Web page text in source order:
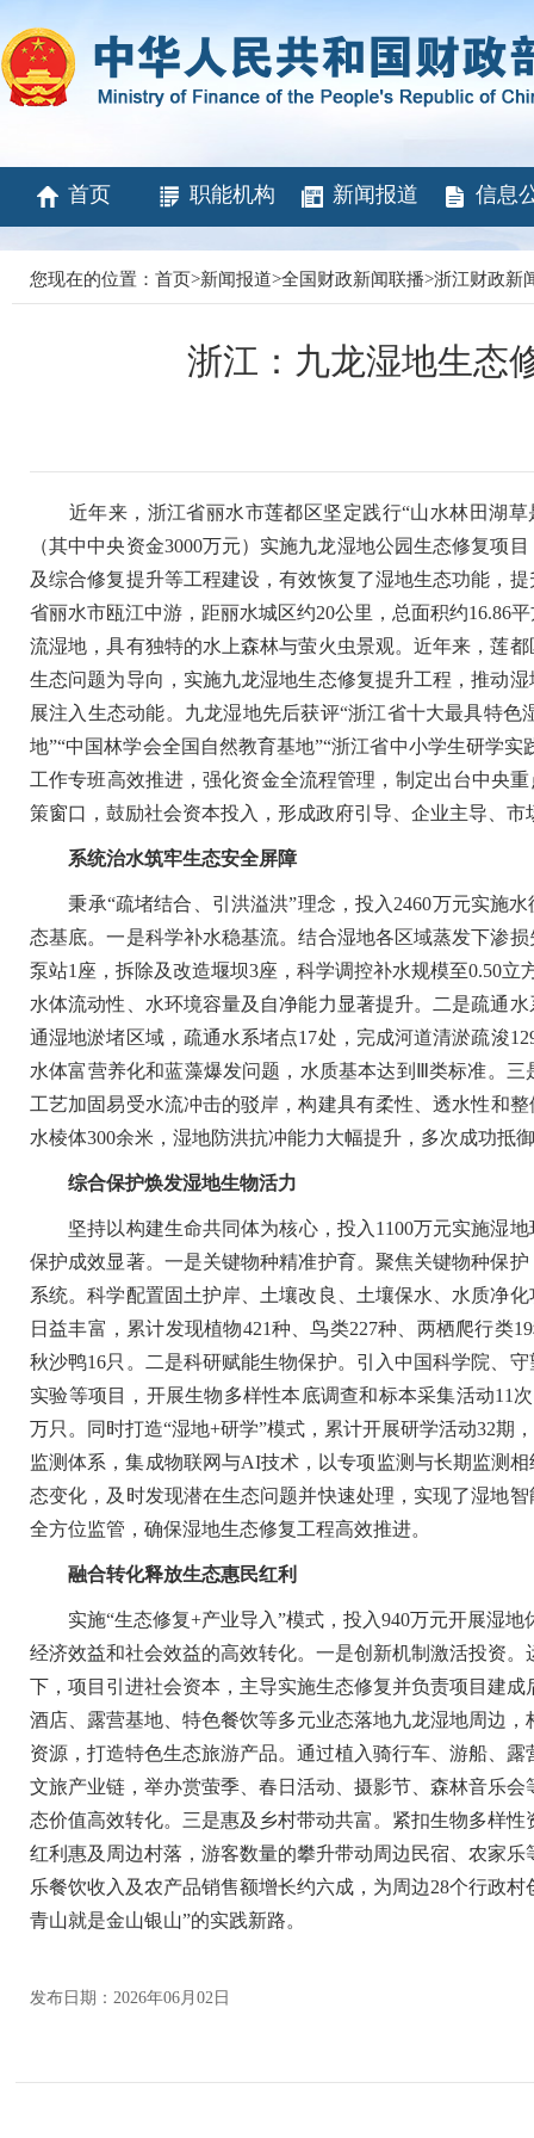
首页 职能机构 新闻报道 信息
您现在的位置： 首页>新闻报道>全国财政新闻联播>浙江财政新
浙江：九龙湿地生态
近年来，浙江省丽水市莲都区坚定践行“山水林田湖草
（其中中央资金3000万元）实施九龙湿地公园生态修复项
及综合修复提升等工程建设，有效恢复了湿地生态功能，
省丽水市瓯江中游，距丽水城区约20公里，总面积约16.86
流湿地，具有独特的水上森林与萤火虫景观。近年来，莲
生态问题为导向，实施九龙湿地生态修复提升工程，推动
展注入生态动能。九龙湿地先后获评“浙江省十大最具特色
地”“中国林学会全国自然教育基地”“浙江省中小学生研学
工作专班高效推进，强化资金全流程管理，制定出台中央
策窗口，鼓励社会资本投入，形成政府引导、企业主导、
系统治水筑牢生态安全屏障
秉承“疏堵结合、引洪溢洪”理念，投入2460万元实施水
态基底。一是科学补水稳基流。结合湿地各区域蒸发下渗
泵站1座，拆除及改造堰坝3座，科学调控补水规模至0.50
水体流动性、水环境容量及自净能力显著提升。二是疏通
通湿地淤堵区域，疏通水系堵点17处，完成河道清淤疏浚
水体富营养化和蓝藻爆发问题，水质基本达到Ⅲ类标准。
工艺加固易受水流冲击的驳岸，构建具有柔性、透水性和
水棱体300余米，湿地防洪抗冲能力大幅提升，多次成功
综合保护焕发湿地生物活力
坚持以构建生命共同体为核心，投入1100万元实施湿地
保护成效显著。一是关键物种精准护育。聚焦关键物种保
系统。科学配置固土护岸、土壤改良、土壤保水、水质净
日益丰富，累计发现植物421种、鸟类227种、两栖爬行类
秋沙鸭16只。二是科研赋能生物保护。引入中国科学院、
实验等项目，开展生物多样性本底调查和标本采集活动11
万只。同时打造“湿地+研学”模式，累计开展研学活动32期
监测体系，集成物联网与AI技术，以专项监测与长期监测
态变化，及时发现潜在生态问题并快速处理，实现了湿地
全方位监管，确保湿地生态修复工程高效推进。
融合转化释放生态惠民红利
实施“生态修复+产业导入”模式，投入940万元开展湿地
经济效益和社会效益的高效转化。一是创新机制激活投资
下，项目引进社会资本，主导实施生态修复并负责项目建
酒店、露营基地、特色餐饮等多元业态落地九龙湿地周边
资源，打造特色生态旅游产品。通过植入骑行车、游船、
文旅产业链，举办赏萤季、春日活动、摄影节、森林音乐
态价值高效转化。三是惠及乡村带动共富。紧扣生物多样
红利惠及周边村落，游客数量的攀升带动周边民宿、农家
乐餐饮收入及农产品销售额增长约六成，为周边28个行政
青山就是金山银山”的实践新路。
发布日期：2026年06月02日